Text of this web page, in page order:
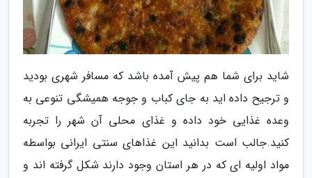
شاید برای شما هم پیش آمده باشد که مسافر شهری بودید
و ترجیح داده اید به جای کباب و جوجه همیشگی تنوعی به
وعده غذایی خود داده و غذای محلی آن شهر را تجربه
کنید.جالب است بدانید این غذاهای سنتی ایرانی بواسطه
مواد اولیه ای که در هر استان وجود دارند شکل گرفته اند و